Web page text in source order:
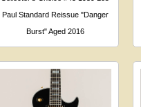
Paul Standard Reissue "Danger
Burst" Aged 2016